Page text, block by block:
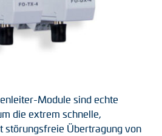
Wandler
Module sind echte
die extrem schnelle,
störungsfreie Übertragung von